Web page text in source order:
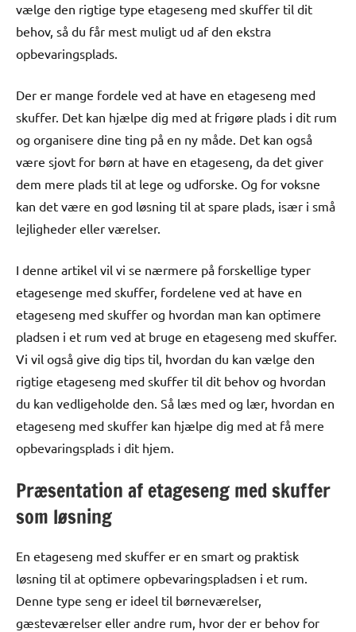
vælge den rigtige type etageseng med skuffer til dit
behov, så du får mest muligt ud af den ekstra
opbevaringsplads.
Der er mange fordele ved at have en etageseng med
skuffer. Det kan hjælpe dig med at frigøre plads i dit rum
og organisere dine ting på en ny måde. Det kan også
være sjovt for børn at have en etageseng, da det giver
dem mere plads til at lege og udforske. Og for voksne
kan det være en god løsning til at spare plads, især i små
lejligheder eller værelser.
I denne artikel vil vi se nærmere på forskellige typer
etagesenge med skuffer, fordelene ved at have en
etageseng med skuffer og hvordan man kan optimere
pladsen i et rum ved at bruge en etageseng med skuffer.
Vi vil også give dig tips til, hvordan du kan vælge den
rigtige etageseng med skuffer til dit behov og hvordan
du kan vedligeholde den. Så læs med og lær, hvordan en
etageseng med skuffer kan hjælpe dig med at få mere
opbevaringsplads i dit hjem.
Præsentation af etageseng med skuffer
som løsning
En etageseng med skuffer er en smart og praktisk
løsning til at optimere opbevaringspladsen i et rum.
Denne type seng er ideel til børneværelser,
gæsteværelser eller andre rum, hvor der er behov for